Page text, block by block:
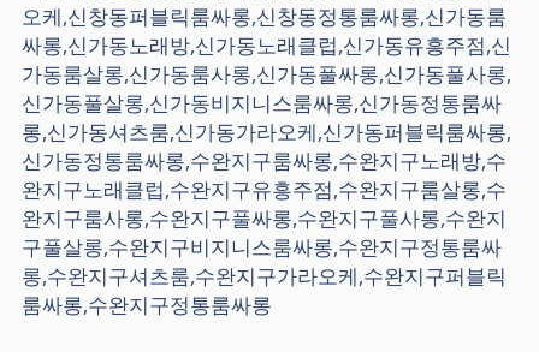
오케,신창동퍼블릭룸싸롱,신창동정통룸싸롱,신가동룸
싸롱,신가동노래방,신가동노래클럽,신가동유흥주점,신
가동룸살롱,신가동룸사롱,신가동풀싸롱,신가동풀사롱,
신가동풀살롱,신가동비지니스룸싸롱,신가동정통룸싸
롱,신가동셔츠룸,신가동가라오케,신가동퍼블릭룸싸롱,
신가동정통룸싸롱,수완지구룸싸롱,수완지구노래방,수
완지구노래클럽,수완지구유흥주점,수완지구룸살롱,수
완지구룸사롱,수완지구풀싸롱,수완지구풀사롱,수완지
구풀살롱,수완지구비지니스룸싸롱,수완지구정통룸싸
롱,수완지구셔츠룸,수완지구가라오케,수완지구퍼블릭
룸싸롱,수완지구정통룸싸롱